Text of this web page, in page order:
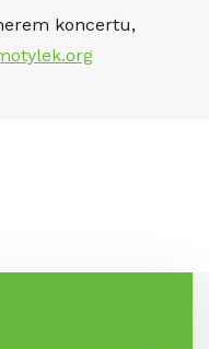
koncertu,